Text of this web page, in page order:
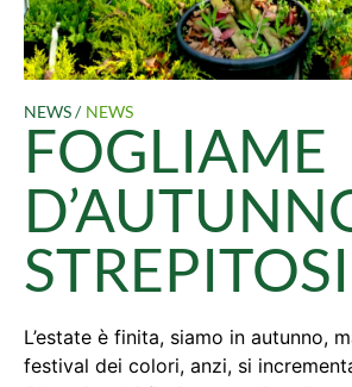
NEWS / NEWS
FOGLIAME
STREPITOSI
L’estate è finita, siamo in autunno,
festival dei colori, anzi, si